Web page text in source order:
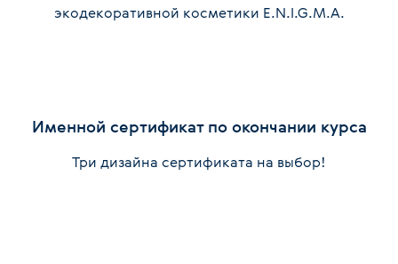
экодекоративной косметики E.N.I.G.M.A.
Именной сертификат по окончании курса
Три дизайна сертификата на выбор!